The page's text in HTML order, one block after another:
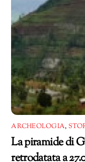
ARCHEOLOGIA,
La piramide di
retrodatata a